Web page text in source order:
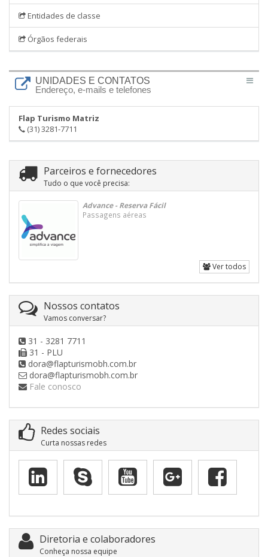
Entidades de classe
Órgãos federais
UNIDADES E CONTATOS
Endereço, e-mails e telefones
Flap Turismo Matriz
(31) 3281-7711
Parceiros e fornecedores
Tudo o que você precisa:
Advance - Reserva Fácil
Passagens aéreas
Ver todos
Nossos contatos
Vamos conversar?
31 - 3281 7711
31 - PLU
dora@flapturismobh.com.br
dora@flapturismobh.com.br
Fale conosco
Redes sociais
Curta nossas redes
Diretoria e colaboradores
Conheça nossa equipe